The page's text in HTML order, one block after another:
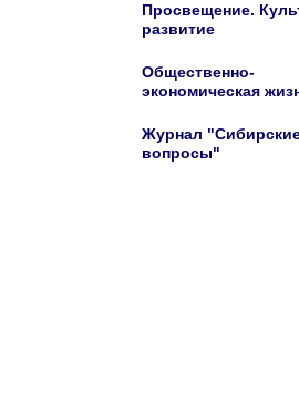
Просвещение.
развитие
Общественно-
экономическая
Журнал
вопросы"